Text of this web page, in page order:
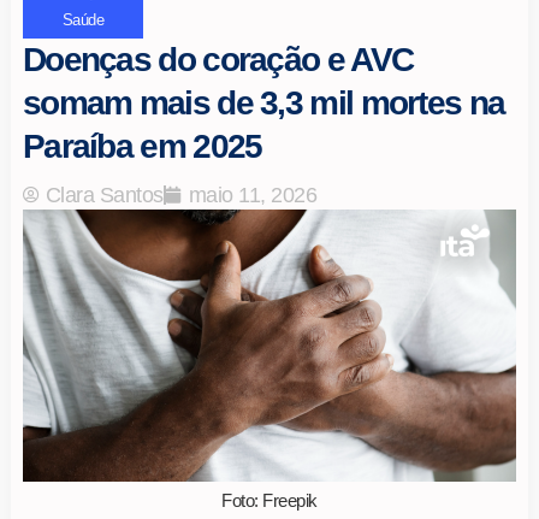
Saúde
Doenças do coração e AVC
somam mais de 3,3 mil mortes na
Paraíba em 2025
Clara Santos maio 11, 2026
Foto: Freepik